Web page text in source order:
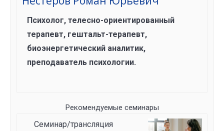
Психолог, телесно-ориентированный
терапевт, гештальт-терапевт,
биоэнергетический аналитик,
преподаватель психологии.
Рекомендуемые семинары
Семинар/трансляция